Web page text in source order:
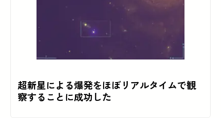
超新星による爆発をほぼリアルタイムで観
察することに成功した